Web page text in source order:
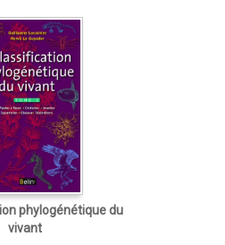
phylogénétique du
vivant